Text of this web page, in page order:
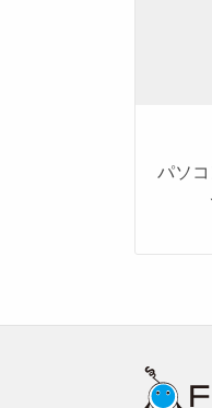
パソ